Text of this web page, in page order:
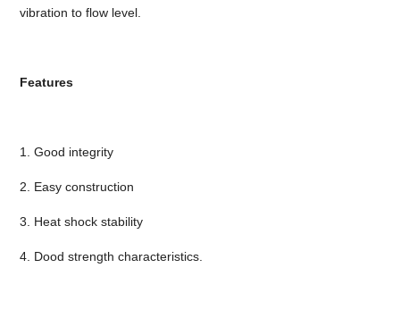
vibration to flow level.
Features
1. Good integrity
2. Easy construction
3. Heat shock stability
4. Dood strength characteristics.